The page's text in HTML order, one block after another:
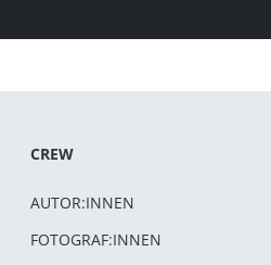
CREW
AUTOR:INNEN
FOTOGRAF:INNEN